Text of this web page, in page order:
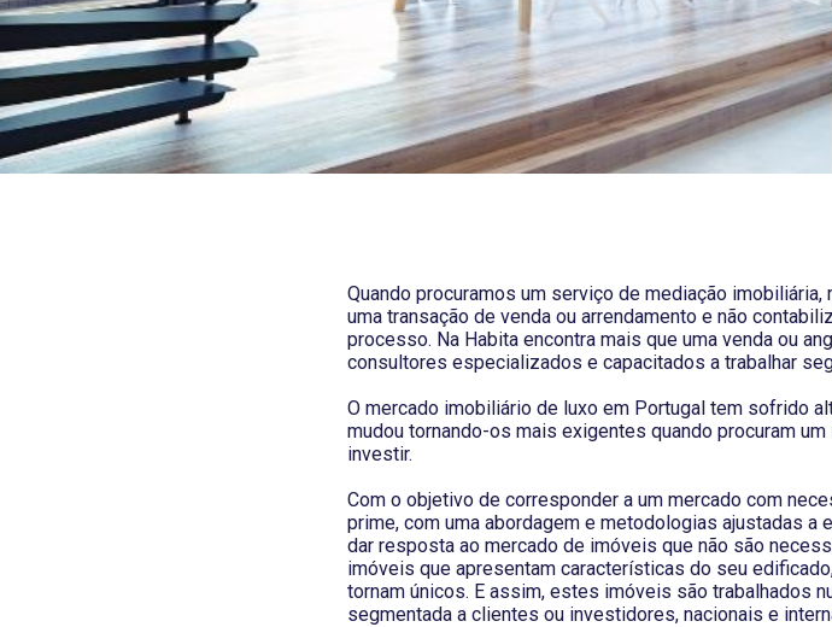
Quando procuramos um serviço de mediação
uma transação de venda ou arrendamento e não
processo. Na Habita encontra mais que uma venda ou
consultores especializados e capacitados a trabalhar
O mercado imobiliário de luxo em Portugal tem sofrido
mudou tornando-os mais exigentes quando procuram
investir.
Com o objetivo de corresponder a um mercado com
prime, com uma abordagem e metodologias ajustadas a
dar resposta ao mercado de imóveis que não são
imóveis que apresentam características do seu
tornam únicos. E assim, estes imóveis são trabalhados
segmentada a clientes ou investidores, nacionais e